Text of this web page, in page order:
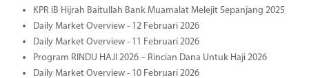
KPR iB Hijrah Baitullah Bank Muamalat Melejit Sepanjang 2025
Daily Market Overview - 12 Februari 2026
Daily Market Overview - 11 Februari 2026
Program RINDU HAJI 2026 – Rincian Dana Untuk Haji 2026
Daily Market Overview - 10 Februari 2026